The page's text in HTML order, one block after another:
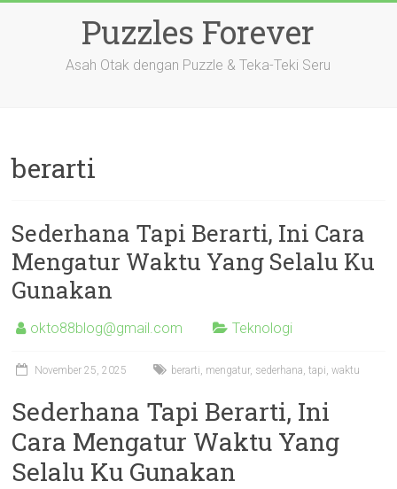
Puzzles Forever
Asah Otak dengan Puzzle & Teka-Teki Seru
berarti
Sederhana Tapi Berarti, Ini Cara
Mengatur Waktu Yang Selalu Ku
Gunakan
okto88blog@gmail.com Teknologi
November 25, 2025 berarti, mengatur, sederhana,tapi,waktu
Sederhana Tapi Berarti, Ini
Cara Mengatur Waktu Yang
Selalu Ku Gunakan